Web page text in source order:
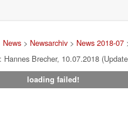
News> Newsarchiv> News 2018-07
Hannes Brecher, 10.07.2018
loading failed!